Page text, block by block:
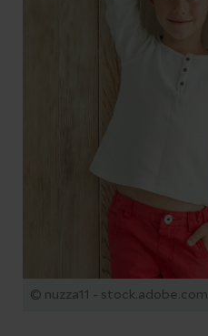
© nuzza11 - stock.adobe.com